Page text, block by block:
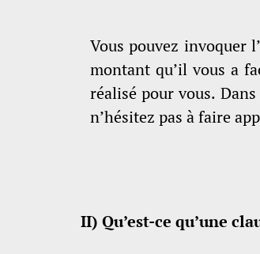
Vous pouvez invoquer
montant qu’il vous a
réalisé pour vous.
n’hésitez pas à faire
II) Qu’est-ce qu’une